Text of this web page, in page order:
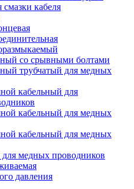
смазки кабеля
со срывными болтами
трубчатый для медных
кабельный для
кабельный для медных
кабельный для медных
для медных проводников
давления